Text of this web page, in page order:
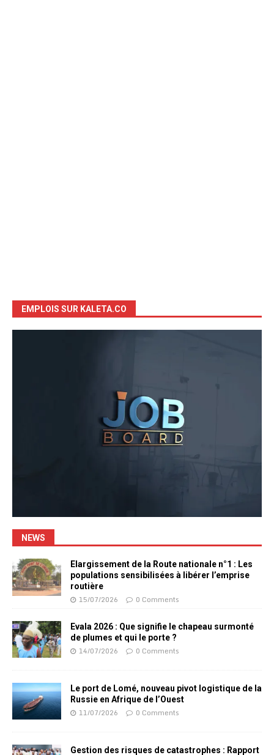
EMPLOIS SUR KALETA.CO
NEWS
Elargissement de la Route nationale n°1 : Les
populations sensibilisées à libérer l’emprise
routière
15/07/2026 0 Comments
Evala 2026 : Que signifie le chapeau surmonté
de plumes et qui le porte ?
14/07/2026 0 Comments
Le port de Lomé, nouveau pivot logistique de la
Russie en Afrique de l’Ouest
11/07/2026 0 Comments
Gestion des risques de catastrophes : Rapport